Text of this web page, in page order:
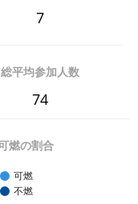
7
総平均参加人数
74
燃の割合
可燃
不燃